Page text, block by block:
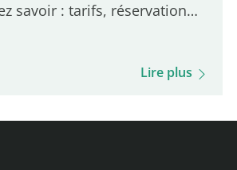
savoir : tarifs, réservation
voyage, options de
Lire plus